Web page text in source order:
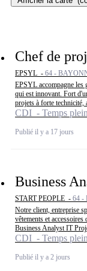
Chef de
EPSYL - 64 -
EPSYL accompagne les
qui est innovant. Fort
projets à forte technicité,
CDI - Temps
Publié il y a 17 jours
Business
START PEOPLE - 64 -
Notre client, entreprise
vêtements et
Business Analyst IT
CDI - Temps plein
Publié il y a 2 jours